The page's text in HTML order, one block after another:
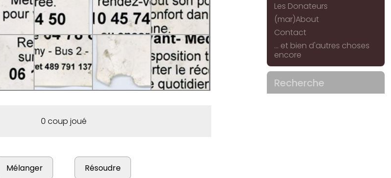
0 coup joué
Les Donateurs
(mar)About
Contact
... et bien d'autres choses
encore
Recherche